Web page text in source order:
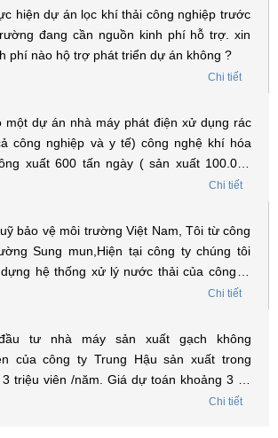
hiện dự án lọc khí thải công nghiệp trước
đang cần nguồn kinh phí hỗ trợ. xin
phí nào hộ trợ phát triển dự án không ?
Chi tiết
một dự án nhà máy phát điện xử dụng rác
công nghiệp và y tế) công nghệ khí hóa
xuất 600 tấn ngày ( sản xuất 100.000
) Tồng vốn đầu tư 60 triệu USD. Xin được
Chi tiết
vệ môi trường Việt Nam, Tôi từ công
Sung mun,Hiện tại công ty chúng tôi
hệ thống xử lý nước thải của công ty
có thể vay vốn ạ? Xin chân thành cảm
Chi tiết
tư nhà máy sản xuất gạch không
của công ty Trung Hậu sản xuất trong
triệu viên /năm. Giá dự toán khoảng 3 tỷ.
được vay vốn của quỹ bảo vệ môi trường
Chi tiết